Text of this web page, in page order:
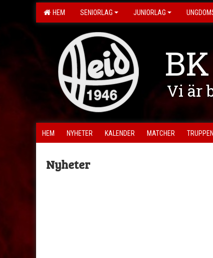
HEM SENIORLAG JUNIORLAG
Vi är
HEM NYHETER KALENDER MATCHER TRUPPEN
Nyheter